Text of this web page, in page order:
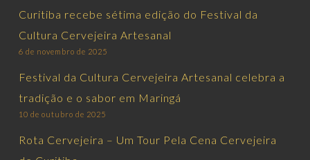
Curitiba recebe sétima edição do Festival da
Cultura Cervejeira Artesanal
6 de novembro de 2025
Festival da Cultura Cervejeira Artesanal celebra a
tradição e o sabor em Maringá
10 de outubro de 2025
Rota Cervejeira – Um Tour Pela Cena Cervejeira